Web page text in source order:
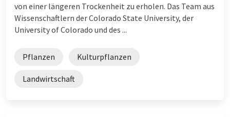
von einer längeren Trockenheit zu erholen. Das Team aus
Wissenschaftlern der Colorado State University, der
University of Colorado und des ...
Pflanzen Kulturpflanzen
Landwirtschaft